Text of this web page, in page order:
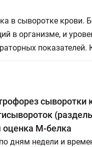
в сыворотке крови.
в организме, и
показателей.
сыворотки
оценка М-белка
дням недели и